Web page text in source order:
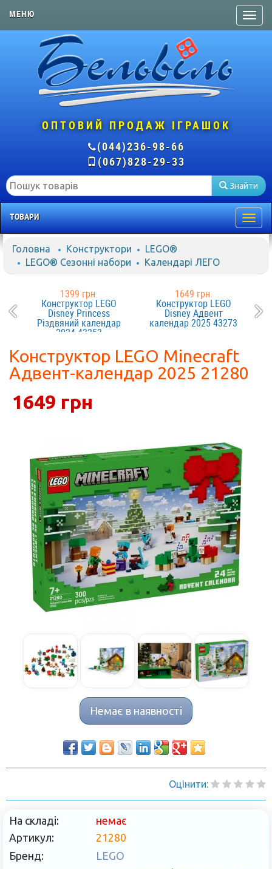
МЕНЮ
ОПТОВИЙ ПРОДАЖ ІГРАШОК
(044)236-98-66
(067)828-29-33
Знайти
ТОВАРИ
Головна Конструктори
LEGO®
LEGO® Сезонні набори
Календарі ЛЕГО
1399 грн.
Конструктор LEGO
Disney Princess
Різдвяний календар
2024 43253
1649 грн.
Конструктор LEGO
Disney Адвент
календар 2025 43273
Конструктор LEGO Minecraft
Адвент-календар 2025 21280
1649 грн
Немає в наявності
Оцінити:
На складі:
немає
Артикул:
21280
Бренд:
LEGO